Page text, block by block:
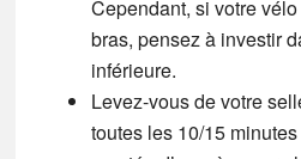
Cependant, si votre
bras, pensez à investir
inférieure.
Levez-vous de votre
toutes les 10/15 minutes